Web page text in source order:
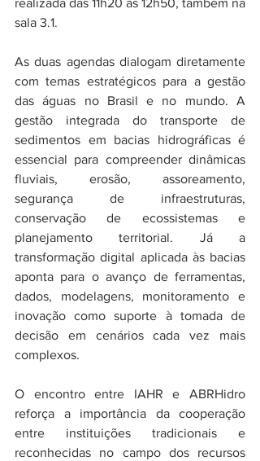
realizada das 11h20 às 12h50, também na
sala 3.1.
As duas agendas dialogam diretamente
com temas estratégicos para a gestão
das águas no Brasil e no mundo. A
gestão integrada do transporte de
sedimentos em bacias hidrográficas é
essencial para compreender dinâmicas
fluviais, erosão, assoreamento,
segurança de infraestruturas,
conservação de ecossistemas e
planejamento territorial. Já a
transformação digital aplicada às bacias
aponta para o avanço de ferramentas,
dados, modelagens, monitoramento e
inovação como suporte à tomada de
decisão em cenários cada vez mais
complexos.
O encontro entre IAHR e ABRHidro
reforça a importância da cooperação
entre instituições tradicionais e
reconhecidas no campo dos recursos